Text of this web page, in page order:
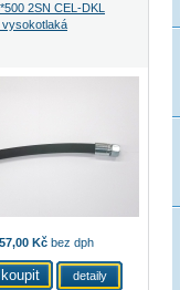
2SN CEL-DKL
vysokotlaká
57,00 Kčbez dph
detaily